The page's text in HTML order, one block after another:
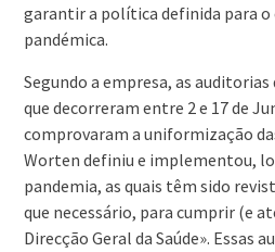
garantir a política definida para
pandémica.
Segundo a empresa, as auditorias
que decorreram entre 2 e 17 de
comprovaram a uniformização
Worten definiu e implementou,
pandemia, as quais têm sido
que necessário, para cumprir (e
Direcção Geral da Saúde». Essas